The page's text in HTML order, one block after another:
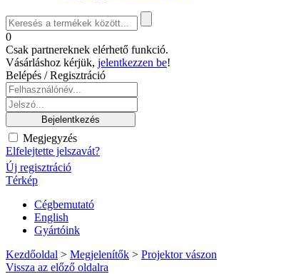
0
Csak partnereknek elérhető funkció.
Vásárláshoz kérjük, jelentkezzen be!
Belépés / Regisztráció
Megjegyzés
Elfelejtette jelszavát?
Új regisztráció
Térkép
Cégbemutató
English
Gyártóink
Kezdőoldal > Megjelenítők > Projektor vászon
Vissza az előző oldalra